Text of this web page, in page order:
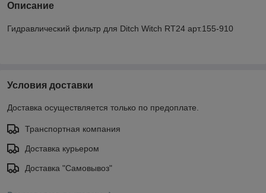
Описание
Гидравлический фильтр для Ditch Witch RT24 арт.155-910
Условия доставки
Доставка осуществляется только по предоплате.
Транспортная компания
Доставка курьером
Доставка "Самовывоз"